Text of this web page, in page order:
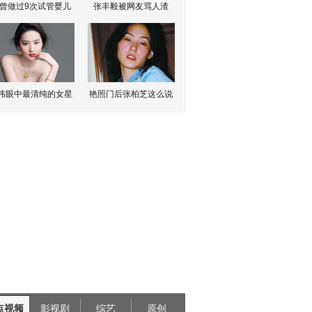
做过9次试管婴儿 张丰毅被网友骂人渣
眼中最清纯的女星 艳照门后张柏芝这么说
视频 影视剧 综艺 原创